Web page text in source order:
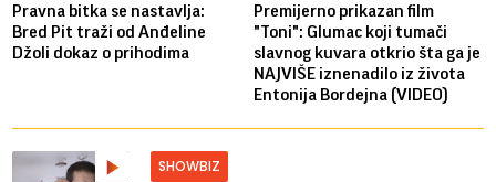
Pravna bitka se nastavlja:
Bred ​​Pit traži od Anđeline
Džoli dokaz o prihodima
Premijerno prikazan film
"Toni": Glumac koji tumači
slavnog kuvara otkrio šta ga je
NAJVIŠE iznenadilo iz života
Entonija Bordejna (VIDEO)
SHOWBIZ